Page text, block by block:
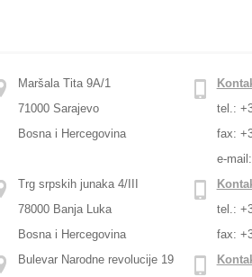
Maršala Tita 9A/1
71000 Sarajevo
Bosna i Hercegovina
tel.:
fax:
e-mail:
Trg srpskih junaka 4/III
78000 Banja Luka
Bosna i Hercegovina
tel.:
fax:
Bulevar Narodne revolucije 19